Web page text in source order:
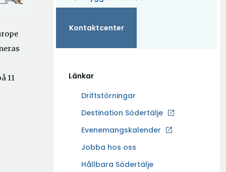
Kontaktcenter
Länkar
Driftstörningar
Destination Södertälje
Ö
p
n
a
Evenemangskalender
Jobba hos oss
Ö
p
Hållbara Södertälje
11